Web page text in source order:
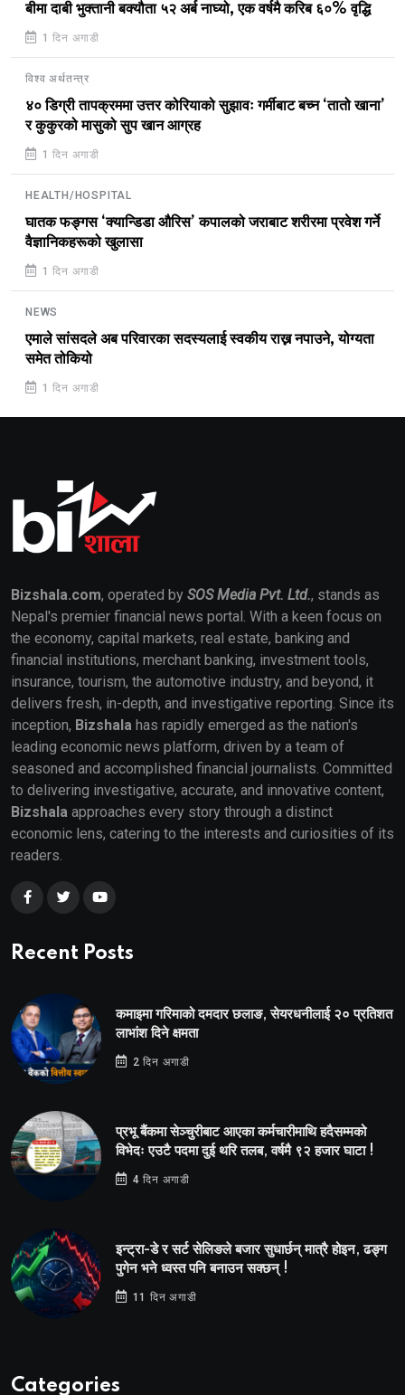
बीमा दाबी भुक्तानी बक्यौता ५२ अर्ब नाघ्यो, एक वर्षमै करिब ६०% वृद्धि
1 दिन अगाडी
विश्व अर्थतन्त्र
४० डिग्री तापक्रममा उत्तर कोरियाको सुझावः गर्मीबाट बच्न ‘तातो खाना’
र कुकुरको मासुको सुप खान आग्रह
1 दिन अगाडी
HEALTH/HOSPITAL
घातक फङ्गस ‘क्यान्डिडा औरिस’ कपालको जराबाट शरीरमा प्रवेश गर्ने
वैज्ञानिकहरूको खुलासा
1 दिन अगाडी
NEWS
एमाले सांसदले अब परिवारका सदस्यलाई स्वकीय राख्न नपाउने, योग्यता
समेत तोकियो
1 दिन अगाडी
Bizshala.com, operated by SOS Media Pvt. Ltd., stands as
Nepal's premier financial news portal. With a keen focus on
the economy, capital markets, real estate, banking and
financial institutions, merchant banking, investment tools,
insurance, tourism, the automotive industry, and beyond, it
delivers fresh, in-depth, and investigative reporting. Since its
inception, Bizshala has rapidly emerged as the nation's
leading economic news platform, driven by a team of
seasoned and accomplished financial journalists. Committed
to delivering investigative, accurate, and innovative content,
Bizshala approaches every story through a distinct
economic lens, catering to the interests and curiosities of its
readers.
Recent Posts
कमाइमा गरिमाको दमदार छलाङ, सेयरधनीलाई २० प्रतिशत
लाभांश दिने क्षमता
2 दिन अगाडी
प्रभू बैंकमा सेञ्चुरीबाट आएका कर्मचारीमाथि हदैसम्मको
विभेदः एउटै पदमा दुई थरि तलब, वर्षमै ९२ हजार घाटा !
4 दिन अगाडी
इन्ट्रा-डे र सर्ट सेलिङले बजार सुधार्छन् मात्रै होइन, ढङ्ग
पुगेन भने ध्वस्त पनि बनाउन सक्छन् !
11 दिन अगाडी
Categories